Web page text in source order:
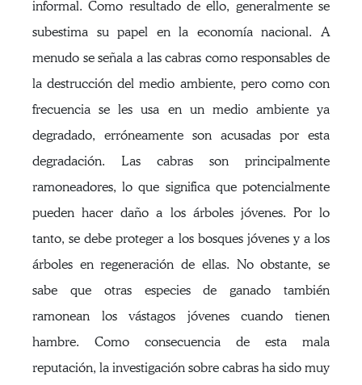
informal. Como resultado de ello, generalmente se
subestima su papel en la economía nacional. A
menudo se señala a las cabras como responsables de
la destrucción del medio ambiente, pero como con
frecuencia se les usa en un medio ambiente ya
degradado, erróneamente son acusadas por esta
degradación. Las cabras son principalmente
ramoneadores, lo que significa que potencialmente
pueden hacer daño a los árboles jóvenes. Por lo
tanto, se debe proteger a los bosques jóvenes y a los
árboles en regeneración de ellas. No obstante, se
sabe que otras especies de ganado también
ramonean los vástagos jóvenes cuando tienen
hambre. Como consecuencia de esta mala
reputación, la investigación sobre cabras ha sido muy